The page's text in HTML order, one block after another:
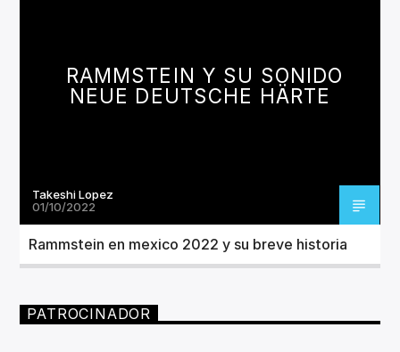
ARTISTA
Invencible Radio
RAMMSTEIN Y SU SONIDO
NEUE DEUTSCHE HÄRTE
Takeshi Lopez
01/10/2022
Rammstein en mexico 2022 y su breve historia
PATROCINADOR